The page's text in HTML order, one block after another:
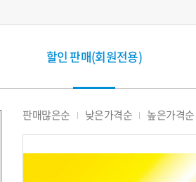
할인 판매(회원전용)
할
인
상
품
정
판매많은순 낮은가격순 높은가격순